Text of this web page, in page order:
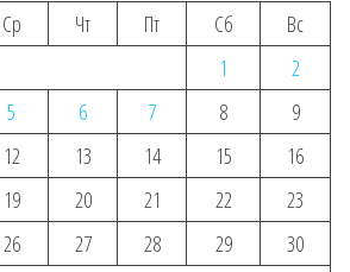
Ср Чт Пт Сб
Вс
1
2
5 6 7 8
9
12 13 14 15
16
19 20 21 22
23
26 27 28 29
30